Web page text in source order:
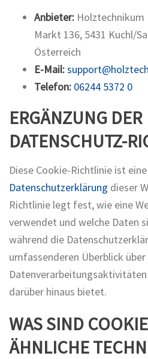
Anbieter: Holztechnikum
Markt 136, 5431 Kuchl/
Österreich
E-Mail:
Telefon: 06244 5372 0
ERGÄNZUNG DER
DATENSCHUTZ-
Diese Cookie-Richtlinie ist
Datenschutzerklärung dieser
Richtlinie legt fest, wie eine
verwendet und welche Daten
während die
umfassenderen Überblick über
darüber hinaus bietet.
WAS SIND
ÄHNLICHE